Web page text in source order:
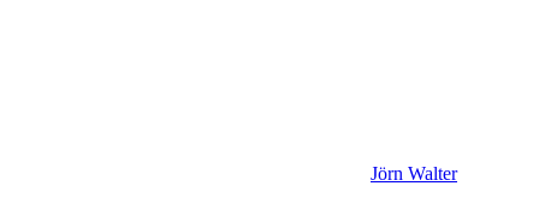
Jörn Walter